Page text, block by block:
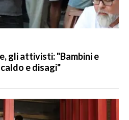
gli attivisti: "Bambini e
e disagi"